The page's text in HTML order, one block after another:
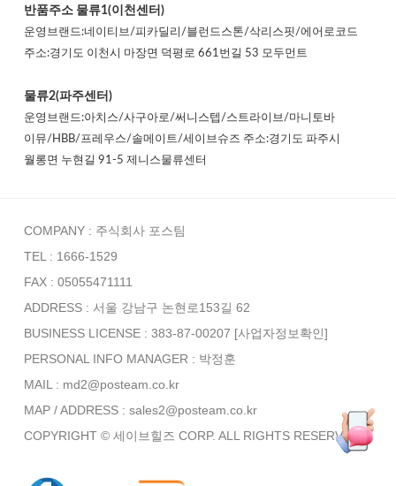
반품주소 물류1(이천센터)
운영브랜드:네이티브/피카딜리/블런드스톤/삭리스핏/에어로코드
주소:경기도 이천시 마장면 덕평로 661번길 53 모두먼트
물류2(파주센터)
운영브랜드:아치스/사구아로/써니스텝/스트라이브/마니토바
이뮤/HBB/프레우스/솔메이트/세이브슈즈 주소:경기도 파주시
월롱면 누현길 91-5 제니스물류센터
COMPANY : 주식회사 포스팀
TEL : 1666-1529
FAX : 05055471111
ADDRESS : 서울 강남구 논현로153길 62
BUSINESS LICENSE : 383-87-00207 [사업자정보확인]
PERSONAL INFO MANAGER : 박정훈
MAIL : md2@posteam.co.kr
MAP / ADDRESS : sales2@posteam.co.kr
COPYRIGHT © 세이브힐즈 CORP. ALL RIGHTS RESERVED.